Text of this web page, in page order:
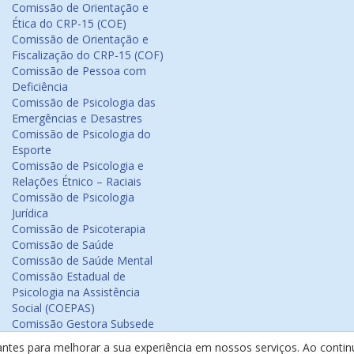
Comissão de Orientação e
Ética do CRP-15 (COE)
Comissão de Orientação e
Fiscalização do CRP-15 (COF)
Comissão de Pessoa com
Deficiência
Comissão de Psicologia das
Emergências e Desastres
Comissão de Psicologia do
Esporte
Comissão de Psicologia e
Relações Étnico – Raciais
Comissão de Psicologia
Jurídica
Comissão de Psicoterapia
Comissão de Saúde
Comissão de Saúde Mental
Comissão Estadual de
Psicologia na Assistência
Social (COEPAS)
Comissão Gestora Subsede
para melhorar a sua experiência em nossos serviços. Ao